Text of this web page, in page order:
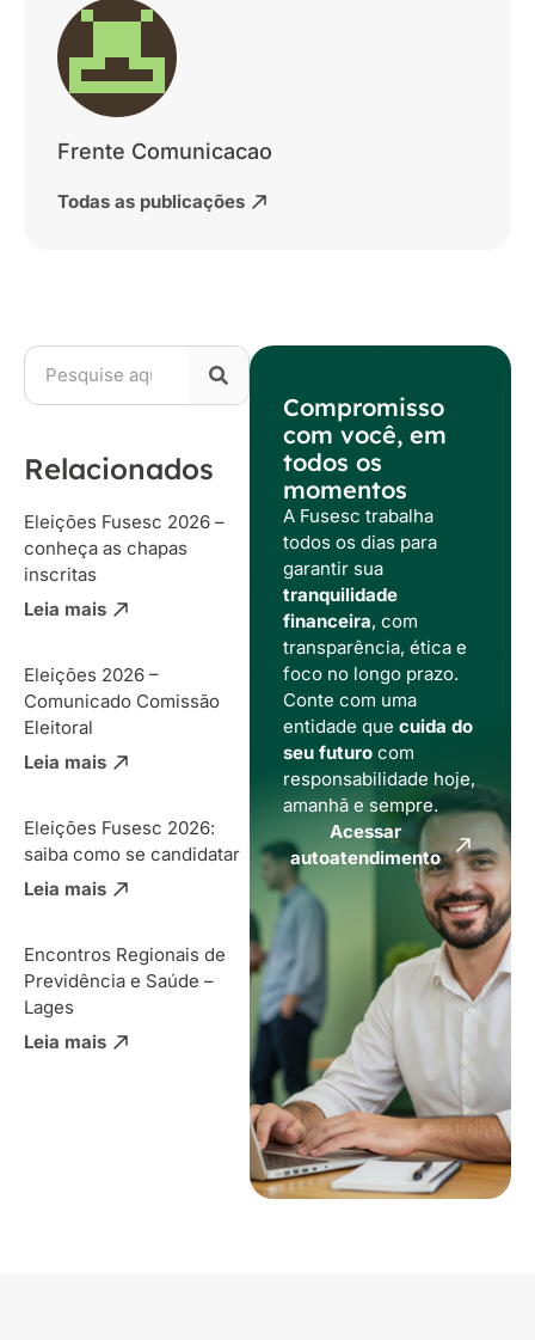
Frente Comunicacao
Todas as publicações
Relacionados
Eleições Fusesc 2026 –
conheça as chapas
inscritas
Leia mais
Eleições 2026 –
Comunicado Comissão
Eleitoral
Leia mais
Eleições Fusesc 2026:
saiba como se candidatar
Leia mais
Encontros Regionais de
Previdência e Saúde –
Lages
Leia mais
Compromisso
com você, em
todos os
momentos
A Fusesc trabalha
todos os dias para
garantir sua
tranquilidade
financeira, com
transparência, ética e
foco no longo prazo.
Conte com uma
entidade que cuida do
seu futurocom
responsabilidade hoje,
amanhã e sempre.
Acessar
autoatendimento